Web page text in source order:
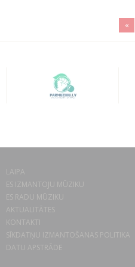
«
LAIPA
ES IZMANTOJU MŪZIKU
ES RADU MŪZIKU
AKTUALITĀTES
KONTAKTI
SĪKDATŅU IZMANTOŠANAS POLITIKA
DATU APSTRĀDE